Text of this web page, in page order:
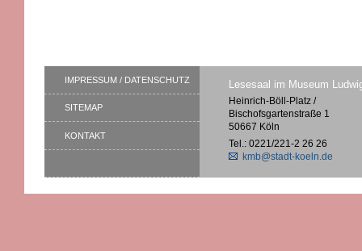
IMPRESSUM / DATENSCHUTZ
SITEMAP
KONTAKT
Lesesaal im Museum
Heinrich-Böll-Platz /
Bischofsgartenstraße 1
50667 Köln
Tel.: 0221/221-2 26 26
kmb@stadt-koeln.de